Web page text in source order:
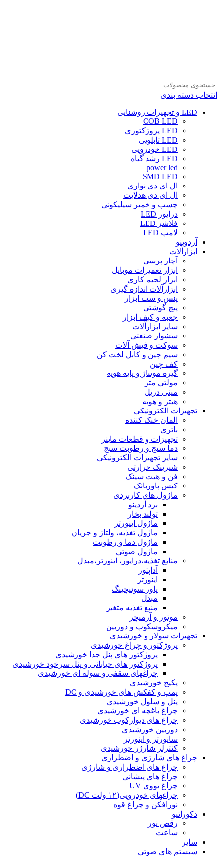
انتخاب دسته بندی
LED و تجهیزات روشنایی
COB LED
LED پروژکتوری
LED تابلویی
LED خودرویی
LED رشد گیاه
power led
SMD LED
ال ای دی نواری
ال ای دی هدلایت
چسب و خمیر سیلیکونی
درایور LED
فلاشر LED
لامپ LED
آردوینو
ابزارآلات
آچار پرسی
ابزار تعمیرات موبایل
ابزار لحیم کاری
ابزارآلات اندازه گیری
پنس و ست ابزار
پیچ گوشتی
جعبه و کیف ابزار
سایر ابزارآلات
سشوار صنعتی
سوکت و فیش آلات
سیم چین و کابل لخت کن
کف چین
گیره مونتاژ و پایه هویه
مولتی متر
مینی دریل
هیتر و هویه
تجهیزات الکترونیکی
المان خنک کننده
باتری
تجهیزات و قطعات ماینر
دما سنج و رطوبت سنج
سایر تجهیزات الکترونیکی
شیرینک حرارتی
فن و هیت سینک
کیس پاوربانک
ماژول های کاربردی
برد آردینو
تولید بخار
ماژول اینورتر
ماژول تغذیه، ولتاژ و جریان
ماژول دما و رطوبت
ماژول صوتی
منابع تغذیه،درایور، اینورتر،مبدل
آداپتور
اینورتر
پاور سوئیچینگ
مبدل
منبع تغذیه متغیر
موتور و آرمیچر
میکروسکوپ و دوربین
تجهیزات سولار و خورشیدی
پروژکتور و چراغ خورشیدی
پروژکتور های پنل جدا خورشیدی
پروژکتور های خیابانی و پنل سرخود خورشیدی
چراغهای سقفی و سوله ای خورشیدی
پکیج خورشیدی
پمپ و کفکش های خورشیدی و DC
پنل و سلول خورشیدی
چراغ باغچه ای خورشیدی
چراغ های دیوارکوب خورشیدی
دوربین خورشیدی
سانورتر و اینورتر
کنترلر شارژر خورشیدی
چراغ های شارژی و اضطراری
چراغ های اضطراری و شارژی
چراغ های پیشانی
چراغ یووی UV
چراغهای خودرویی(۱۲ ولت DC)
نورافکن و چراغ قوه
دکوراتیو
رقص نور
ساعت
سایر
سیستم های صوتی